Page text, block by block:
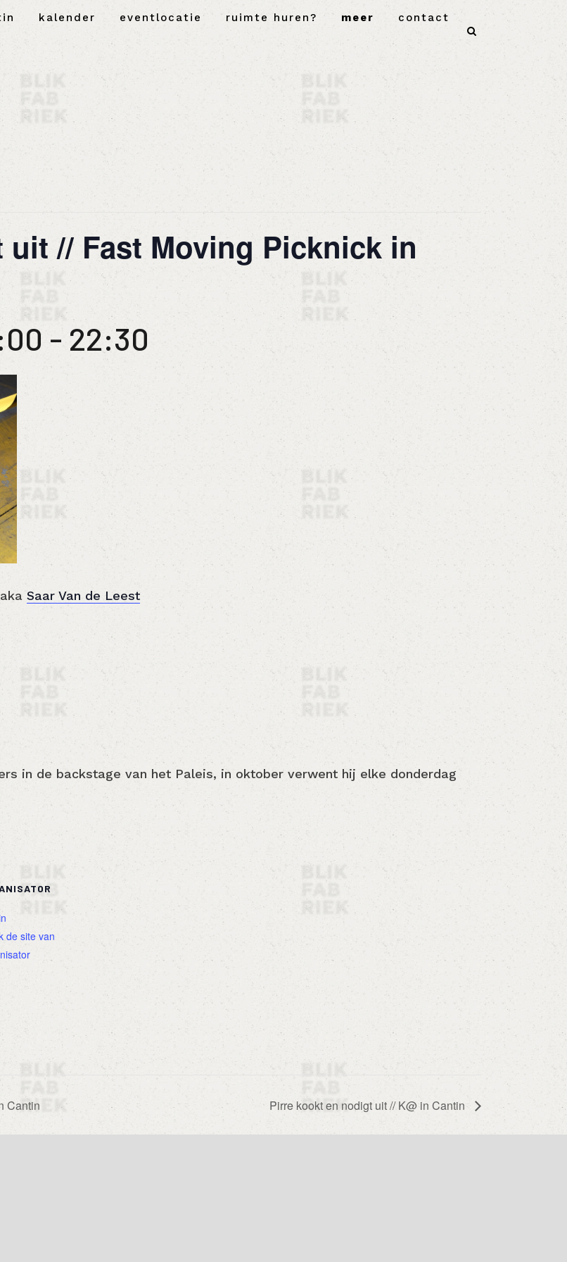
kalender eventlocatie ruimte huren? meer contact
// Fast Moving Picknick in
- 22:30
Saar Van de Leest
in de backstage van het Paleis, in oktober verwent hij elke donderdag
de site van
Cantin Pirre kookt en nodigt uit // K@ in Cantin